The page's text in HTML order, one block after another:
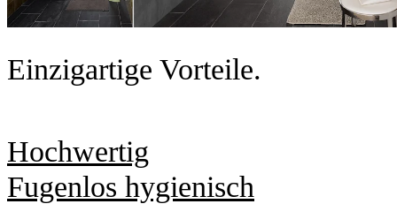
Einzigartige Vorteile.
Hochwertig
Fugenlos hygienisch